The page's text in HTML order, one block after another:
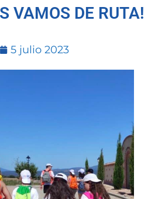
VAMOS DE RUTA!
5 julio 2023